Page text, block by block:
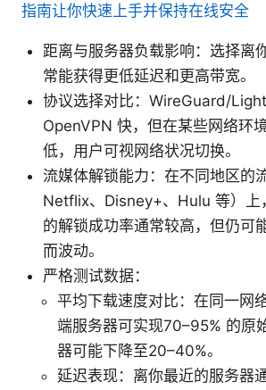
指南让你快速上手并保持在线安全
距离与服务器负载影响：选择离
常能获得更低延迟和更高带宽。
协议选择对比：WireGuard/
OpenVPN 快，但在某些网络环
低，用户可视网络状况切换。
流媒体解锁能力：在不同地区的
Netflix、Disney+、Hulu 等）上
的解锁成功率通常较高，但仍可
而波动。
严格测试数据：
平均下载速度对比：在同一网
端服务器可实现70–95% 的原
器可能下降至20–40%。
延迟表现：离你最近的服务器